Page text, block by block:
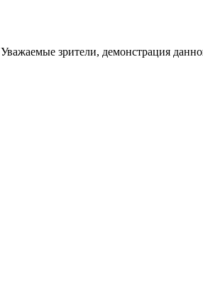
Ува­жае­мые зри­те­ли, де­мон­ст­ра­ция